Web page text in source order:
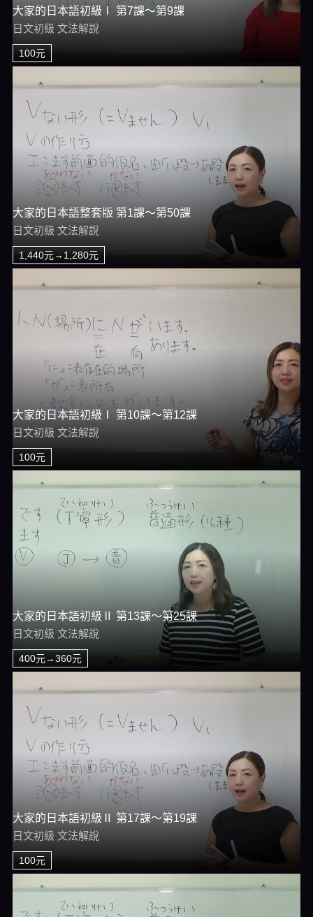
大家的日本語初級Ⅰ 第7課～第9課
日文初級 文法解說
100元
大家的日本語整套版 第1課～第50課
日文初級 文法解說
1,440元→1,280元
大家的日本語初級Ⅰ 第10課～第12課
日文初級 文法解說
100元
大家的日本語初級Ⅱ 第13課～第25課
日文初級 文法解說
400元→360元
大家的日本語初級Ⅱ 第17課～第19課
日文初級 文法解說
100元